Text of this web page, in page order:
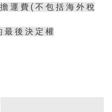
運 費 ( 不 包 括 海 外 稅
最 後 決 定 權